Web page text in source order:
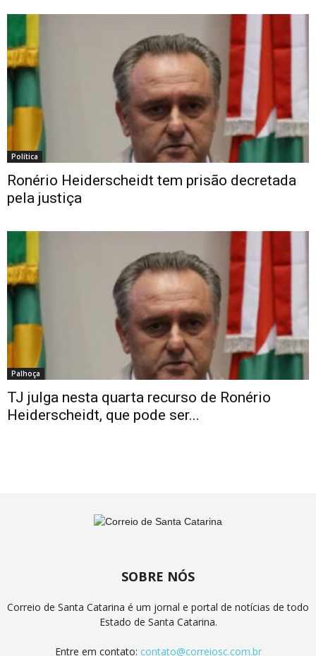
Política
Ronério Heiderscheidt tem prisão decretada
pela justiça
Palhoça
TJ julga nesta quarta recurso de Ronério
Heiderscheidt, que pode ser...
SOBRE NÓS
Correio de Santa Catarina é um jornal e portal de notícias de todo
Estado de Santa Catarina.
Entre em contato: contato@correiosc.com.br